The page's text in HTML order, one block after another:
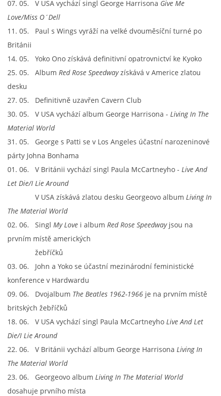
07. 05. V USA vychází singl George Harrisona Give Me
Love/Miss O´Dell
11. 05. Paul s Wings vyráží na velké dvouměsíční turné po
Británii
14. 05. Yoko Ono získává definitivní opatrovnictví ke Kyoko
25. 05. Album Red Rose Speedwayzískává v Americe zlatou
desku
27. 05. Definitivně uzavřen Cavern Club
30. 05. V USA vychází album George Harrisona - Living In The
Material World
31. 05. George s Patti se v Los Angeles účastní narozeninové
párty Johna Bonhama
01. 06. V Británii vychází singl Paula McCartneyho - Live And
Let Die/I Lie Around
V USA získává zlatou desku Georgeovo album Living In
The Material World
02. 06. Singl My Love i album Red Rose Speedwayjsou na
prvním místě amerických
žebříčků
03. 06. John a Yoko se účastní mezinárodní feministické
konference v Hardwardu
09. 06. Dvojalbum The Beatles 1962-1966 je na prvním místě
britských žebříčků
18. 06. V USA vychází singl Paula McCartneyho Live And Let
Die/I Lie Around
22. 06. V Británii vychází album George Harrisona Living In
The Material World
23. 06. Georgeovo album Living In The Material World
dosahuje prvního místa